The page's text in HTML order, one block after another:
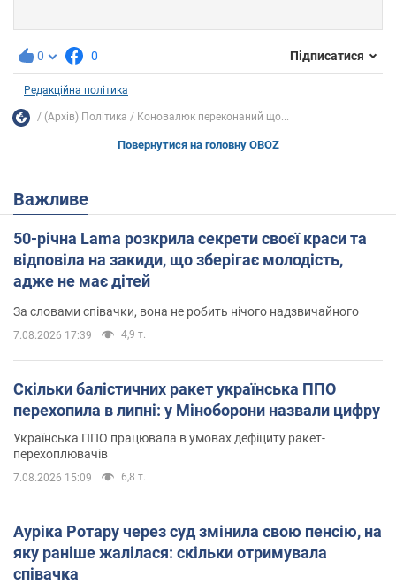
0 0 Підписатися
Редакційна політика
(Архів) Політика Коновалюк переконаний що...
Повернутися на головну OBOZ
Важливе
50-річна Lama розкрила секрети своєї краси та
відповіла на закиди, що зберігає молодість,
адже не має дітей
За словами співачки, вона не робить нічого надзвичайного
7.08.2026 17:39 4,9 т.
Скільки балістичних ракет українська ППО
перехопила в липні: у Міноборони назвали цифру
Українська ППО працювала в умовах дефіциту ракет-
перехоплювачів
7.08.2026 15:09 6,8 т.
Ауріка Ротару через суд змінила свою пенсію, на
яку раніше жалілася: скільки отримувала
співачка